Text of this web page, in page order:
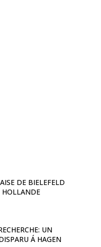
DE BIELEFELD
HOLLANDE
UN
Á HAGEN